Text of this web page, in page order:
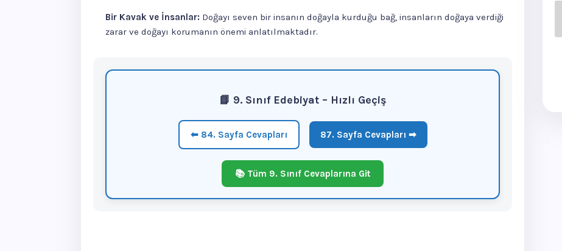
Bir Kavak ve İnsanlar: Doğayı seven bir insanın doğayla kurduğu bağ, insanların doğaya verdiği
zarar ve doğayı korumanın önemi anlatılmaktadır.
📘 9. Sınıf Edebiyat – Hızlı Geçiş
⬅ 84. Sayfa Cevapları 87. Sayfa Cevapları ➡
📚 Tüm 9. Sınıf Cevaplarına Git